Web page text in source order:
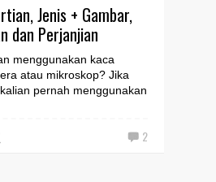
Jenis + Gambar,
dan Perjanjian
menggunakan kaca
atau mikroskop? Jika
pernah menggunakan
2